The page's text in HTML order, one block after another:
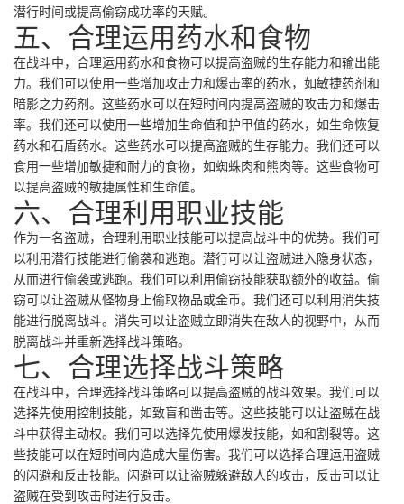
潜行时间或提高偷窃成功率的天赋。
五、合理运用药水和食物
在战斗中，合理运用药水和食物可以提高盗贼的生存能力和输出能
力。我们可以使用一些增加攻击力和爆击率的药水，如敏捷药剂和
暗影之力药剂。这些药水可以在短时间内提高盗贼的攻击力和爆击
率。我们还可以使用一些增加生命值和护甲值的药水，如生命恢复
药水和石盾药水。这些药水可以提高盗贼的生存能力。我们还可以
食用一些增加敏捷和耐力的食物，如蜘蛛肉和熊肉等。这些食物可
以提高盗贼的敏捷属性和生命值。
六、合理利用职业技能
作为一名盗贼，合理利用职业技能可以提高战斗中的优势。我们可
以利用潜行技能进行偷袭和逃跑。潜行可以让盗贼进入隐身状态，
从而进行偷袭或逃跑。我们可以利用偷窃技能获取额外的收益。偷
窃可以让盗贼从怪物身上偷取物品或金币。我们还可以利用消失技
能进行脱离战斗。消失可以让盗贼立即消失在敌人的视野中，从而
脱离战斗并重新选择战斗策略。
七、合理选择战斗策略
在战斗中，合理选择战斗策略可以提高盗贼的战斗效果。我们可以
选择先使用控制技能，如致盲和凿击等。这些技能可以让盗贼在战
斗中获得主动权。我们可以选择先使用爆发技能，如和割裂等。这
些技能可以在短时间内造成大量伤害。我们可以选择合理运用盗贼
的闪避和反击技能。闪避可以让盗贼躲避敌人的攻击，反击可以让
盗贼在受到攻击时进行反击。